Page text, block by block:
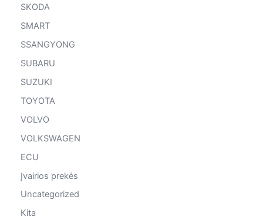
SKODA
SMART
SSANGYONG
SUBARU
SUZUKI
TOYOTA
VOLVO
VOLKSWAGEN
ECU
Įvairios prekės
Uncategorized
Kita